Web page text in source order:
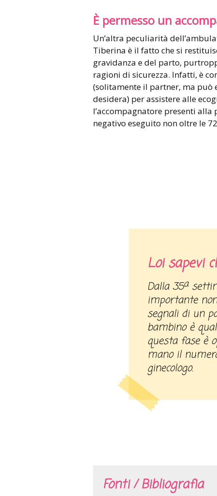
È permesso un
Un’altra peculiarità
Tiberina è il fatto che si
gravidanza e del parto,
ragioni di sicurezza. Infatti, è
(solitamente il partner, ma può
desidera) per assistere alle
l’accompagnatore presenti
negativo eseguito non oltre le
Loi sapevi
Dalla 35a
importante
segnali di un
bambino è
questa fase è
mano il
ginecologo.
Fonti / Bibliografia